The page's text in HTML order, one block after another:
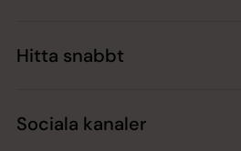
Hitta snabbt
Sociala kanaler